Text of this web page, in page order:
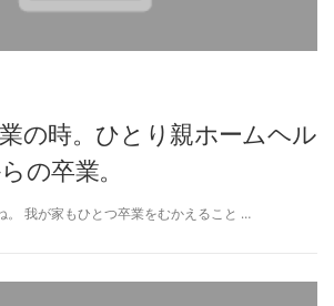
の時。ひとり親ホームヘル
の卒業。
。 我が家もひとつ卒業をむかえること …